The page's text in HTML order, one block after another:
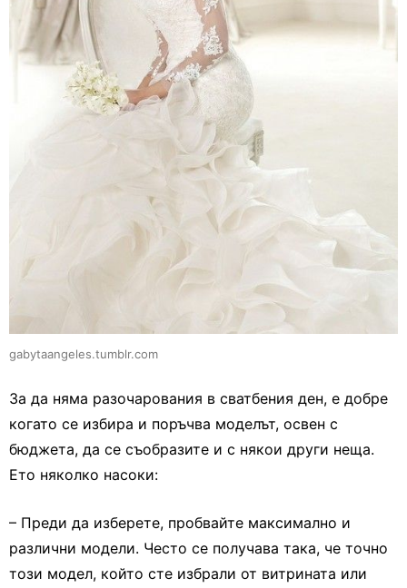
gabytaangeles.tumblr.com
За да няма разочарования в сватбения ден, е добре
когато се избира и поръчва моделът, освен с
бюджета, да се съобразите и с някои други неща.
Ето няколко насоки:
– Преди да изберете, пробвайте максимално и
различни модели. Често се получава така, че точно
този модел, който сте избрали от витрината или